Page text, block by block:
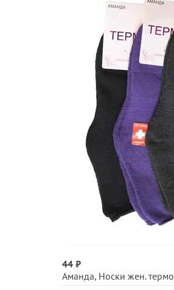
44 ₽
Аманда, Носки жен. термо